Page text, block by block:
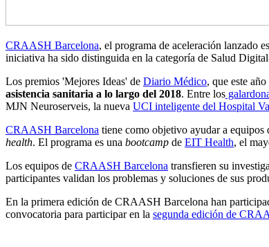
CRAASH Barcelona, ​​el programa de aceleración lanzado
iniciativa ha sido distinguida en la categoría de Salud
Los premios 'Mejores Ideas' de Diario Médico, que este
asistencia sanitaria a lo largo del 2018. Entre los
MJN Neuroserveis, la nueva UCI inteligente del Hospital
CRAASH Barcelona tiene como objetivo ayudar a equipos
health. El programa es una bootcamp de EIT Health, el
Los equipos de CRAASH Barcelona transfieren su
participantes validan los problemas y soluciones de sus
En la primera edición de CRAASH Barcelona han
convocatoria para participar en la segunda edición de